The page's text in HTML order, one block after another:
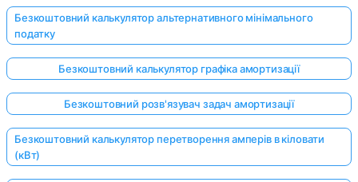
Безкоштовний калькулятор альтернативного мінімального
податку
Безкоштовний калькулятор графіка амортизації
Безкоштовний розв'язувач задач амортизації
Безкоштовний калькулятор перетворення амперів в кіловати
(кВт)